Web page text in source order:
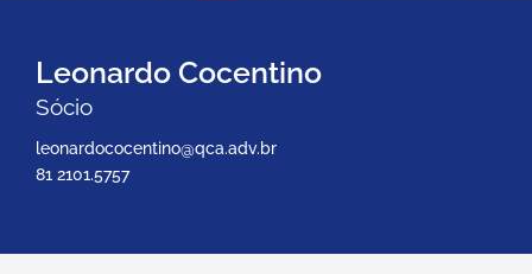
Leonardo Cocentino
Sócio
leonardococentino@qca.adv.br
81 2101.5757